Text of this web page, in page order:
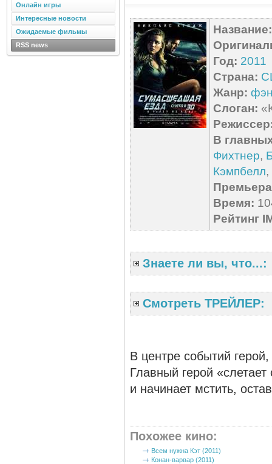
Название:
Год: 2011
Страна:
Жанр:
Слоган:
В
Фихтнер,
Кэмпбелл,
Время:
Рейтинг
Знаете ли вы, что...:
Смотреть ТРЕЙЛЕР:
В центре событий
Главный герой
и начинает мстить,
Похожее кино:
Всем нужна Кэт (2011)
Конан-варвар (2011)
Онлайн игры
Интересные новости
Ожидаемые фильмы
RSS news